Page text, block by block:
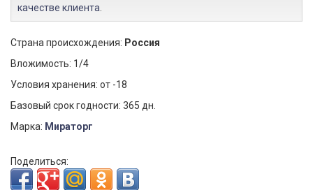
качестве клиента
Страна происхождения: Россия
Вложимость: 1/4
Условия хранения: от -18
Базовый срок годности: 365 дн.
Марка: Мираторг
Поделиться: